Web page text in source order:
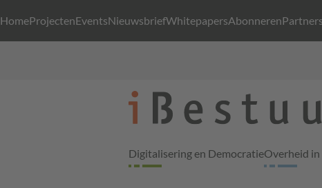
HomeProjectenEventsNieuwsbriefWhitepapersAbonnerenPartners
Digitalisering en DemocratieOverheid